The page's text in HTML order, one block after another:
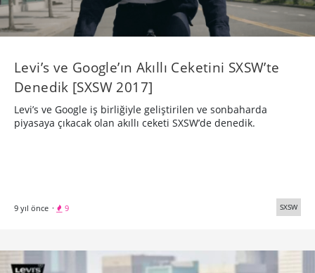
Levi’s ve Google’ın Akıllı Ceketini SXSW’te
Denedik [SXSW 2017]
Levi’s ve Google iş birliğiyle geliştirilen ve sonbaharda
piyasaya çıkacak olan akıllı ceketi SXSW’de denedik.
9 yıl önce · 9 SXSW